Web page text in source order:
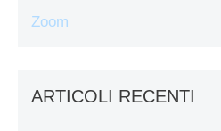
Zoom
ARTICOLI RECENTI